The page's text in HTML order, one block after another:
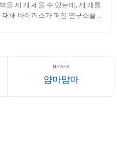
을 세 개 세울 수 있는데, 세 개를
해 바이러스가 퍼진 연구소를
얌마맘마